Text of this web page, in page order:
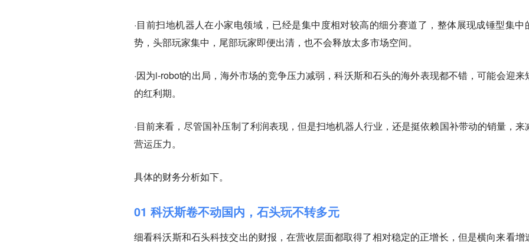
·目前扫地机器人在小家电领域，已经是集中度相对较高的细分赛道了，整体展现成锤型集中
势，头部玩家集中，尾部玩家即便出清，也不会释放太多市场空间。
·因为i-robot的出局，海外市场的竞争压力减弱，科沃斯和石头的海外表现都不错，可能会迎来
的红利期。
·目前来看，尽管国补压制了利润表现，但是扫地机器人行业，还是挺依赖国补带动的销量，来
营运压力。
具体的财务分析如下。
01 科沃斯卷不动国内，石头玩不转多元
细看科沃斯和石头科技交出的财报，在营收层面都取得了相对稳定的正增长，但是横向来看增